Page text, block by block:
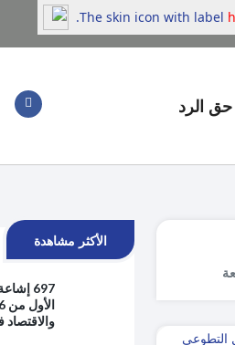
حق الرد
الأكثر مشاهدة
697
The skin icon with label